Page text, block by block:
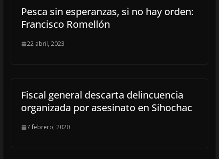
Pesca sin esperanzas, si no hay orden:
Francisco Romellón
22 abril, 2023
Fiscal general descarta delincuencia
organizada por asesinato en Sihochac
7 febrero, 2020